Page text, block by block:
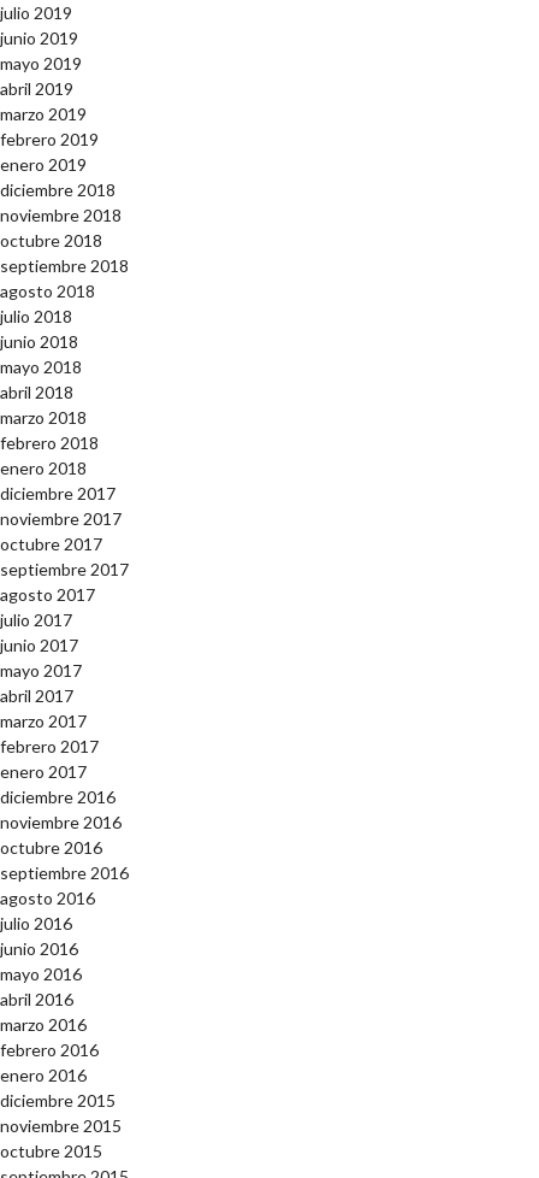
julio 2019
junio 2019
mayo 2019
abril 2019
marzo 2019
febrero 2019
enero 2019
diciembre 2018
noviembre 2018
octubre 2018
septiembre 2018
agosto 2018
julio 2018
junio 2018
mayo 2018
abril 2018
marzo 2018
febrero 2018
enero 2018
diciembre 2017
noviembre 2017
octubre 2017
septiembre 2017
agosto 2017
julio 2017
junio 2017
mayo 2017
abril 2017
marzo 2017
febrero 2017
enero 2017
diciembre 2016
noviembre 2016
octubre 2016
septiembre 2016
agosto 2016
julio 2016
junio 2016
mayo 2016
abril 2016
marzo 2016
febrero 2016
enero 2016
diciembre 2015
noviembre 2015
octubre 2015